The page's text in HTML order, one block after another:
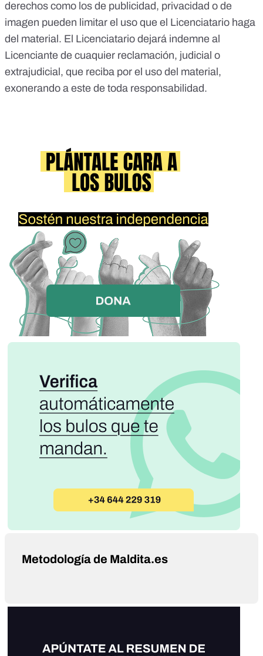
derechos como los de publicidad, privacidad o de
imagen pueden limitar el uso que el Licenciatario haga
del material. El Licenciatario dejará indemne al
Licenciante de cuaquier reclamación, judicial o
extrajudicial, que reciba por el uso del material,
exonerando a este de toda responsabilidad.
Metodología de Maldita.es